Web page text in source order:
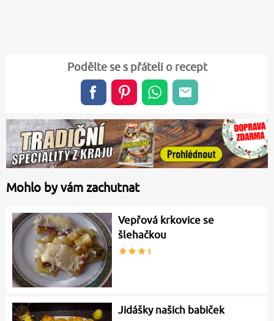
Podělte se s přáteli o recept
Mohlo by vám zachutnat
Vepřová krkovice se
šlehačkou
Jidášky našich babiček